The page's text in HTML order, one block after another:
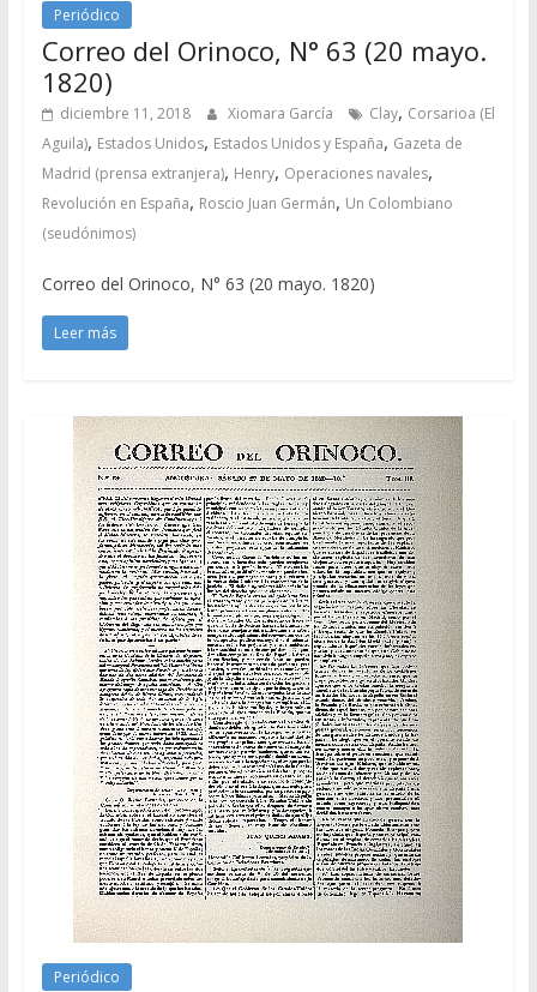
Periódico
Correo del Orinoco, N° 63 (20 mayo.
1820)
diciembre 11, 2018 Xiomara García Clay, Corsarioa (El
Aguila), Estados Unidos, Estados Unidos y España, Gazeta de
Madrid (prensa extranjera), Henry, Operaciones navales,
Revolución en España, Roscio Juan Germán, Un Colombiano
(seudónimos)
Correo del Orinoco, N° 63 (20 mayo. 1820)
Leer más
Periódico